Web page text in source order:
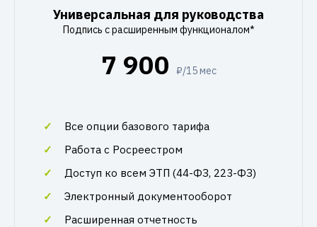
Универсальная для руководства
Подпись с расширенным функционалом*
7 900 ₽/15 мес
Все опции базового тарифа
Работа с Росреестром
Доступ ко всем ЭТП (44-ФЗ, 223-ФЗ)
Электронный документооборот
Расширенная отчетность